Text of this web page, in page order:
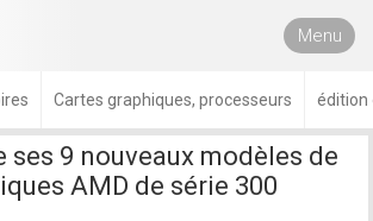
Menu
Cartes graphiques, processeurs édition
ses 9 nouveaux modèles de
AMD de série 300